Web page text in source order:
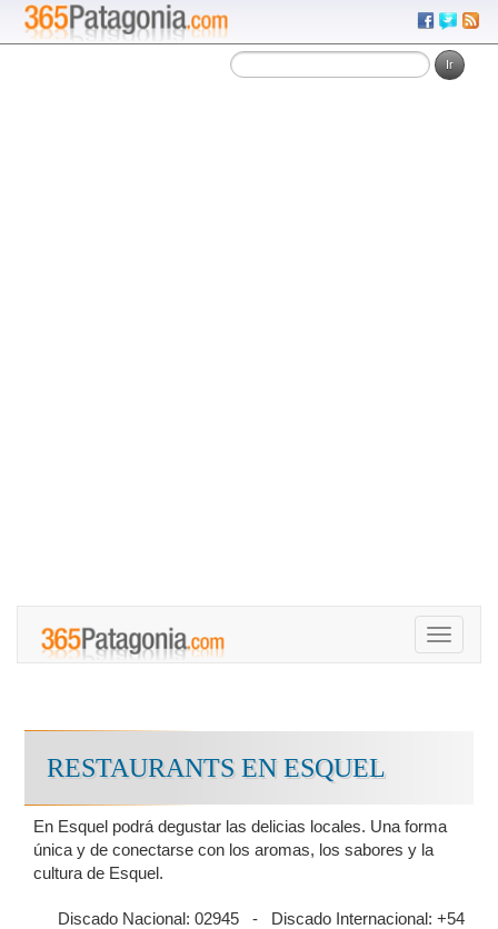
Toggle
RESTAURANTS EN ESQUEL
En Esquel podrá degustar las delicias locales. Una forma
única y de conectarse con los aromas, los sabores y la
cultura de Esquel.
Discado Nacional: 02945 - Discado Internacional: +54